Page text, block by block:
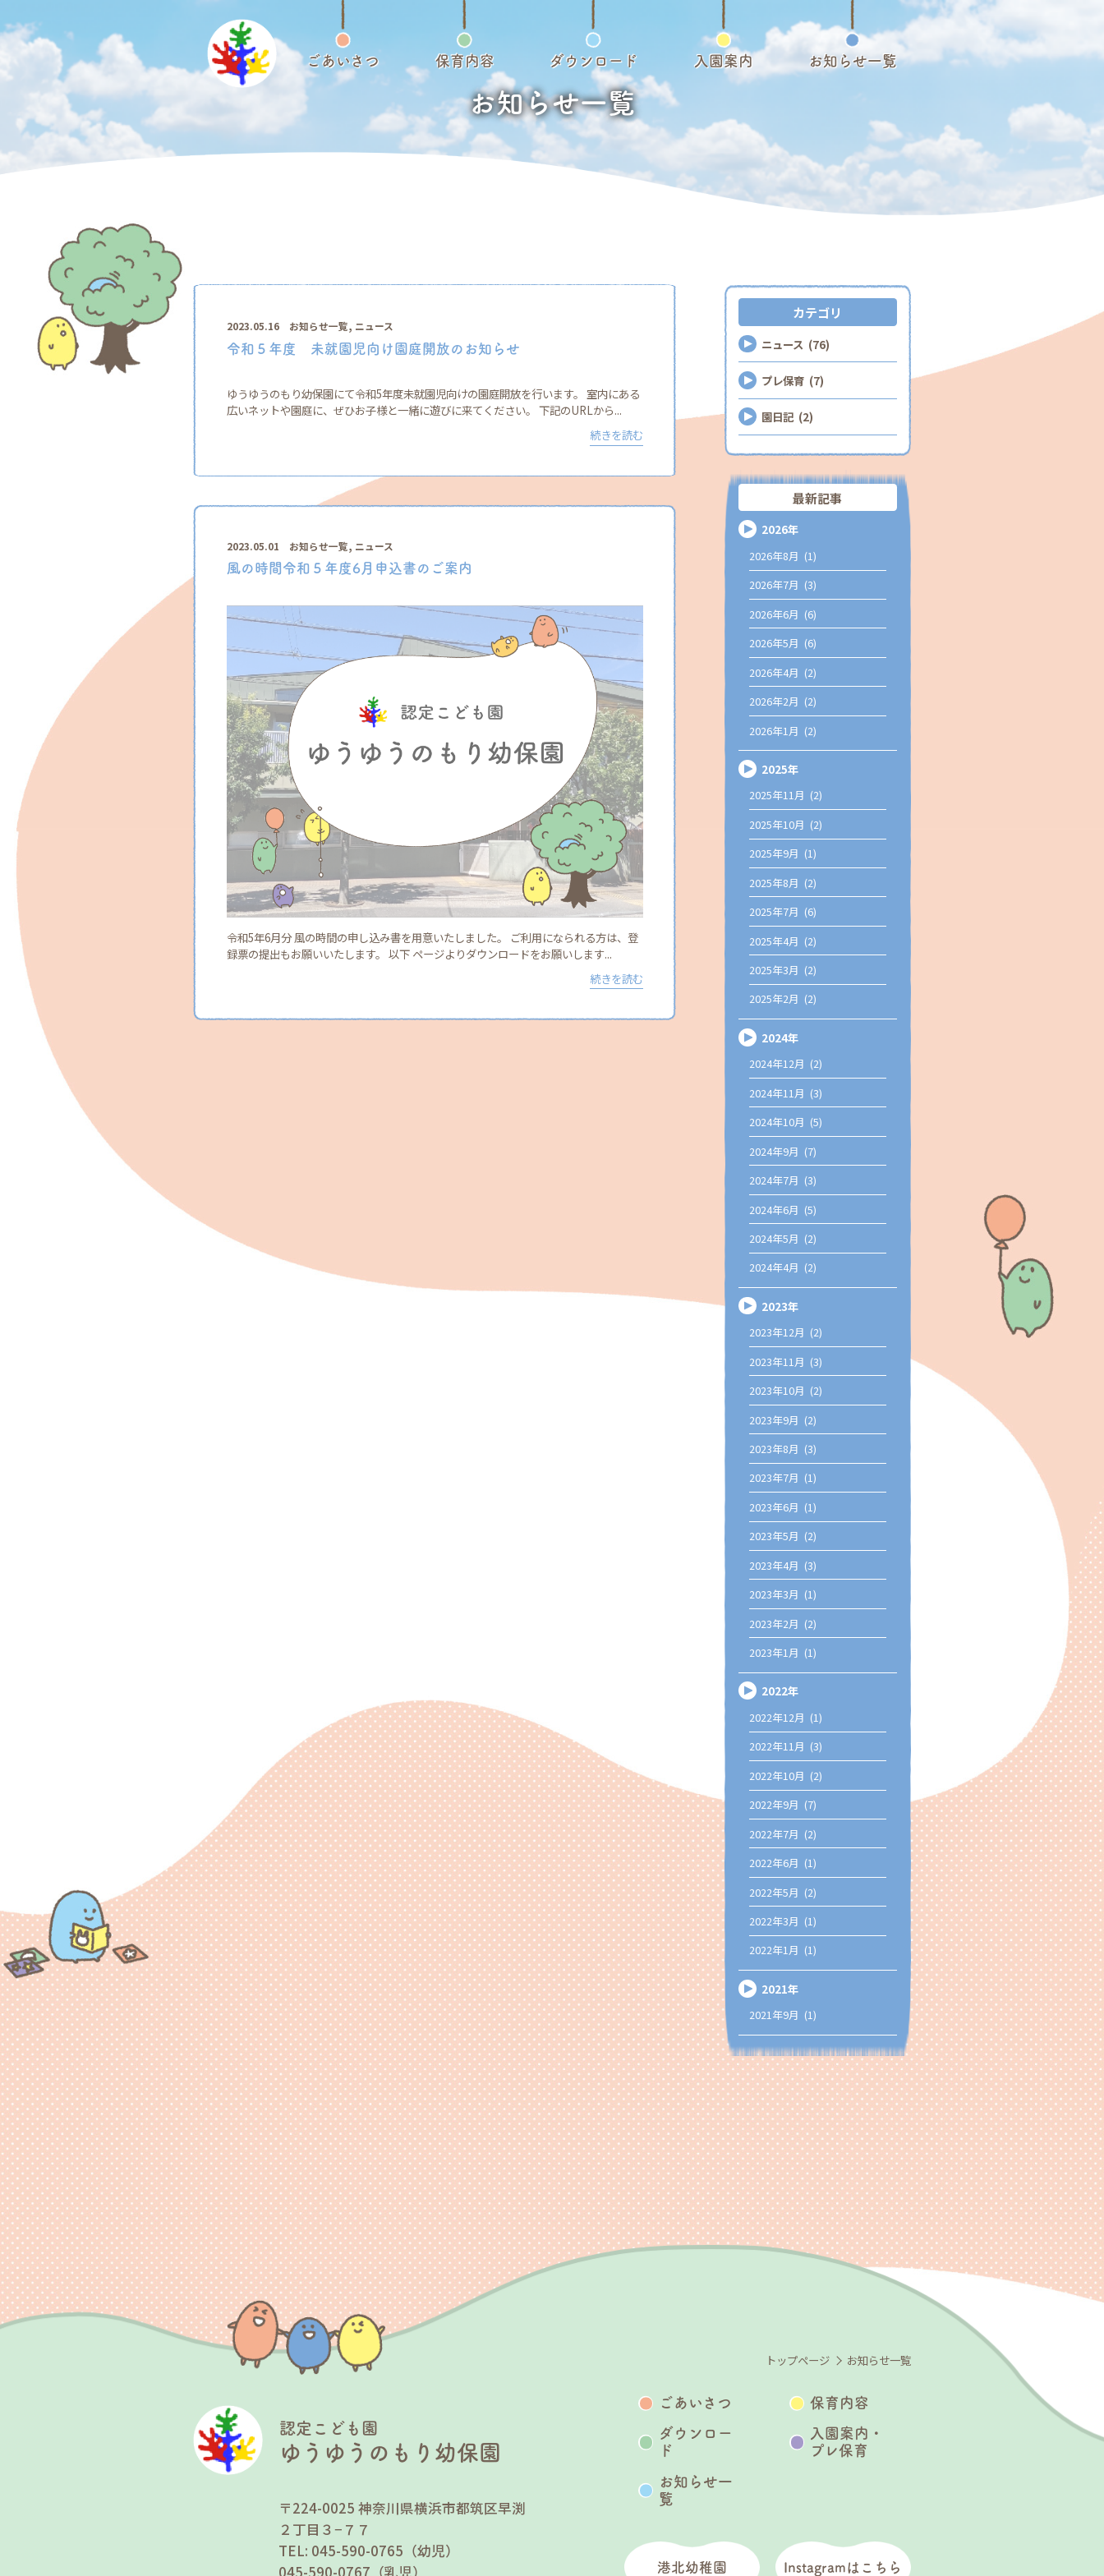
ごあいさつ 保育内容 ダウンロード 入園案内 お知らせ一覧
お知らせ一覧
2023.05.16 お知らせ一覧, ニュース
令和５年度 未就園児向け園庭開放のお知らせ
ゆうゆうのもり幼保園にて令和5年度未就園児向けの園庭開放を行います。 室内にある
広いネットや園庭に、ぜひお子様と一緒に遊びに来てください。 下記のURLから...
続きを読む
2023.05.01 お知らせ一覧, ニュース
風の時間令和５年度6月申込書のご案内
令和5年6月分 風の時間の申し込み書を用意いたしました。 ご利用になられる方は、登
録票の提出もお願いいたします。 以下 ページよりダウンロードをお願いします...
続きを読む
カテゴリ
ニュース (76)
プレ保育 (7)
園日記 (2)
最新記事
2026年
2026年8月 (1)
2026年7月 (3)
2026年6月 (6)
2026年5月 (6)
2026年4月 (2)
2026年2月 (2)
2026年1月 (2)
2025年
2025年11月 (2)
2025年10月 (2)
2025年9月 (1)
2025年8月 (2)
2025年7月 (6)
2025年4月 (2)
2025年3月 (2)
2025年2月 (2)
2024年
2024年12月 (2)
2024年11月 (3)
2024年10月 (5)
2024年9月 (7)
2024年7月 (3)
2024年6月 (5)
2024年5月 (2)
2024年4月 (2)
2023年
2023年12月 (2)
2023年11月 (3)
2023年10月 (2)
2023年9月 (2)
2023年8月 (3)
2023年7月 (1)
2023年6月 (1)
2023年5月 (2)
2023年4月 (3)
2023年3月 (1)
2023年2月 (2)
2023年1月 (1)
2022年
2022年12月 (1)
2022年11月 (3)
2022年10月 (2)
2022年9月 (7)
2022年7月 (2)
2022年6月 (1)
2022年5月 (2)
2022年3月 (1)
2022年1月 (1)
2021年
2021年9月 (1)
トップページ お知らせ一覧
認定こども園
ゆうゆうのもり幼保園
〒224-0025 神奈川県横浜市都筑区早渕
２丁目３−７７
TEL: 045-590-0765（幼児）
045-590-0767（乳児）
ごあいさつ 保育内容
ダウンロー
ド
入園案内・
プレ保育
お知らせ一
覧
港北幼稚園 Instagramはこちら